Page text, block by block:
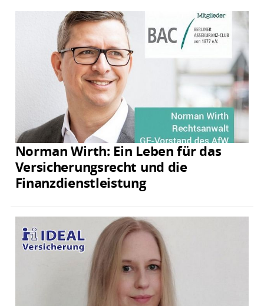
Norman Wirth: Ein Leben für das
Versicherungsrecht und die
Finanzdienstleistung